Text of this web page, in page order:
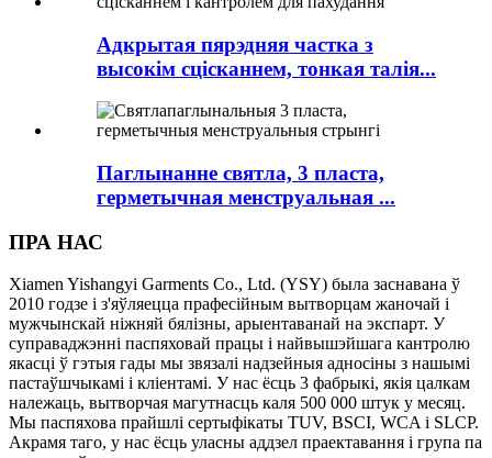
Адкрытая пярэдняя частка з
высокім сцісканнем, тонкая талія...
Паглынанне святла, 3 пласта,
герметычная менструальная ...
ПРА НАС
Xiamen Yishangyi Garments Co., Ltd. (YSY) была заснавана ў
2010 годзе і з'яўляецца прафесійным вытворцам жаночай і
мужчынскай ніжняй бялізны, арыентаванай на экспарт. У
суправаджэнні паспяховай працы і найвышэйшага кантролю
якасці ў гэтыя гады мы звязалі надзейныя адносіны з нашымі
пастаўшчыкамі і кліентамі. У нас ёсць 3 фабрыкі, якія цалкам
належаць, вытворчая магутнасць каля 500 000 штук у месяц.
Мы паспяхова прайшлі сертыфікаты TUV, BSCI, WCA і SLCP.
Акрамя таго, у нас ёсць уласны аддзел праектавання і група па